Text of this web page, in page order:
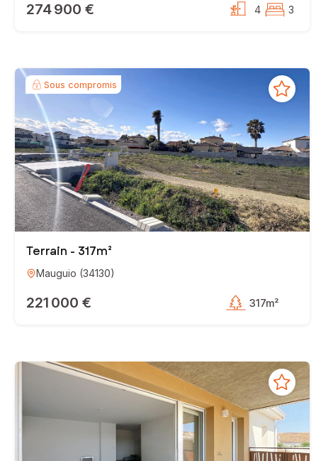
274 900 € 4 3
Sous compromis
Terrain - 317m²
Mauguio (34130)
221 000 € 317m²